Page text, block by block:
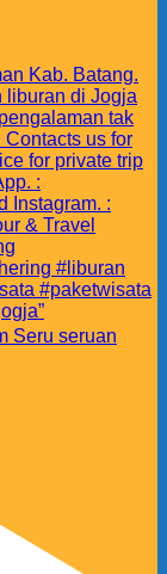
Seru seruan